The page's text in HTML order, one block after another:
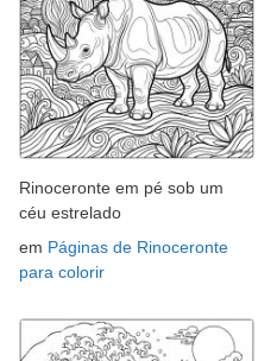
Rinoceronte em pé sob um
céu estrelado
em Páginas de Rinoceronte
para colorir